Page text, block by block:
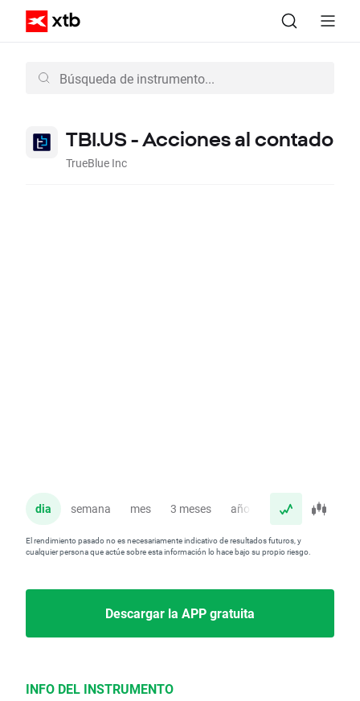
TBI.US - Acciones al contado
TrueBlue Inc
dia semana mes 3 meses año
El rendimiento pasado no es necesariamente indicativo de resultados futuros, y
cualquier persona que actúe sobre esta información lo hace bajo su propio riesgo.
Descargar la APP gratuita
INFO DEL INSTRUMENTO